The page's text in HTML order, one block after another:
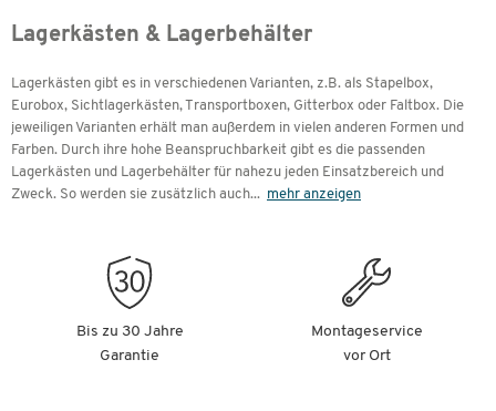
Einsatzbereiche
Besondere Eigenschaften von Lagerkästen
Verschiedenste Lagerkästen und Lagerbehälter: Sie
haben die Wahl
Spezielle Lagerkästen oder Lagerbehälter gewünscht?
Kunststoffkästen, Faltbox oder Lagerbox für Schwerlast?
Lagerkästen & Lagerbehälter
Lagerkästen gibt es in verschiedenen Varianten, z.B. als Stapelbox,
Eurobox, Sichtlagerkästen, Transportboxen, Gitterbox oder Faltbox. Die
jeweiligen Varianten erhält man außerdem in vielen anderen Formen und
Farben. Durch ihre hohe Beanspruchbarkeit gibt es die passenden
Lagerkästen und Lagerbehälter für nahezu jeden Einsatzbereich und
Zweck. So werden sie zusätzlich auch... mehr anzeigen
Bis zu 30 Jahre
Garantie
Montageservice
vor Ort